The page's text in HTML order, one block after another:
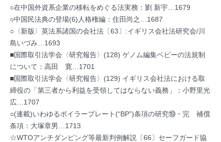
○在中国外資系企業の移転をめぐる法実務：劉 新宇…1679
○中国民法典の登場(6)人格権編：住田尚之…1687
○〈新版〉英法系諸国の会社法〔63〕:イギリス会社法研究会/川
島いづみ…1693
■国際取引法学会〈研究報告〉(128) ゲノム編集ベビーの法規制
について：高田 寛…1701
■国際取引法学会〈研究報告〉(129) イギリス会社法における取
締役の「第三者から利益を受領してはならない義務」：小野里光
広…1707
○(連載)いわゆるボイラープレート(“BP”)条項の研究⑲・完 補償
条項：大塚章男…1713
☆WTOアンチダンピング等最新判例解説〔66〕セーフガード協